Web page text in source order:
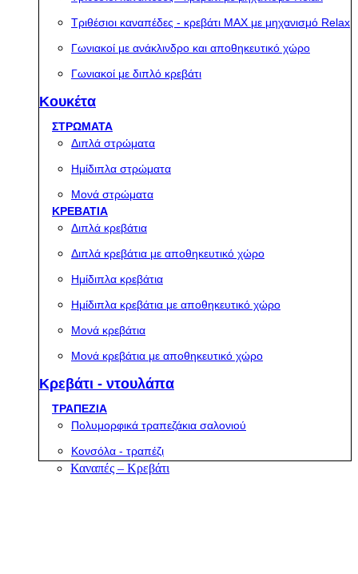
Τριθέσιοι καναπέδες - κρεβάτι MAX με μηχανισμό Relax
Γωνιακοί με ανάκλινδρο και αποθηκευτικό χώρο
Γωνιακοί με διπλό κρεβάτι
Κουκέτα
ΣΤΡΩΜΑΤΑ
Διπλά στρώματα
Ημίδιπλα στρώματα
Μονά στρώματα
ΚΡΕΒΑΤΙΑ
Διπλά κρεβάτια
Διπλά κρεβάτια με αποθηκευτικό χώρο
Ημίδιπλα κρεβάτια
Ημίδιπλα κρεβάτια με αποθηκευτικό χώρο
Μονά κρεβάτια
Μονά κρεβάτια με αποθηκευτικό χώρο
Κρεβάτι - ντουλάπα
ΤΡΑΠΕΖΙΑ
Πολυμορφικά τραπεζάκια σαλονιού
Κονσόλα - τραπέζι
Καναπές – Κρεβάτι